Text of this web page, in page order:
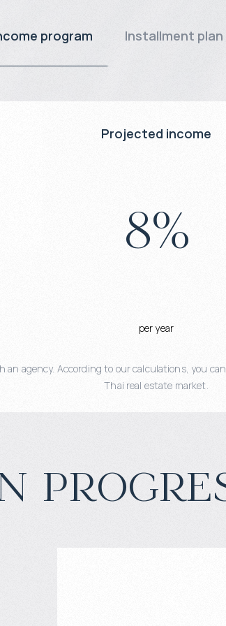
program Installment plan
Projected income
8%
per year
agency. According to our calculations, you
Thai real estate market.